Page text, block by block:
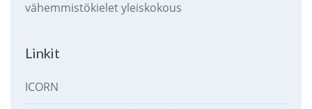
vähemmistökieletyleiskokous
Linkit
ICORN